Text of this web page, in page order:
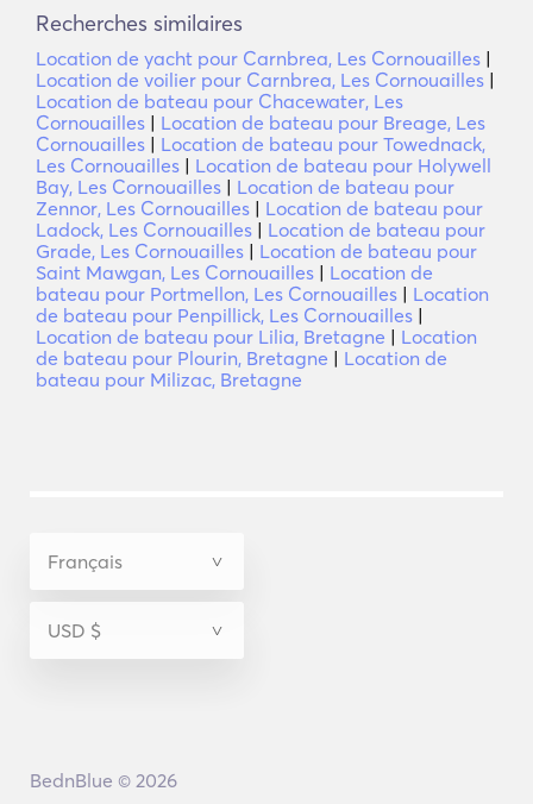
Recherches similaires
Location de yacht pour Carnbrea, Les Cornouailles |
Location de voilier pour Carnbrea, Les Cornouailles |
Location de bateau pour Chacewater, Les
Cornouailles | Location de bateau pour Breage, Les
Cornouailles | Location de bateau pour Towednack,
Les Cornouailles | Location de bateau pour Holywell
Bay, Les Cornouailles | Location de bateau pour
Zennor, Les Cornouailles | Location de bateau pour
Ladock, Les Cornouailles | Location de bateau pour
Grade, Les Cornouailles | Location de bateau pour
Saint Mawgan, Les Cornouailles | Location de
bateau pour Portmellon, Les Cornouailles | Location
de bateau pour Penpillick, Les Cornouailles |
Location de bateau pour Lilia, Bretagne | Location
de bateau pour Plourin, Bretagne | Location de
bateau pour Milizac, Bretagne
BednBlue © 2026